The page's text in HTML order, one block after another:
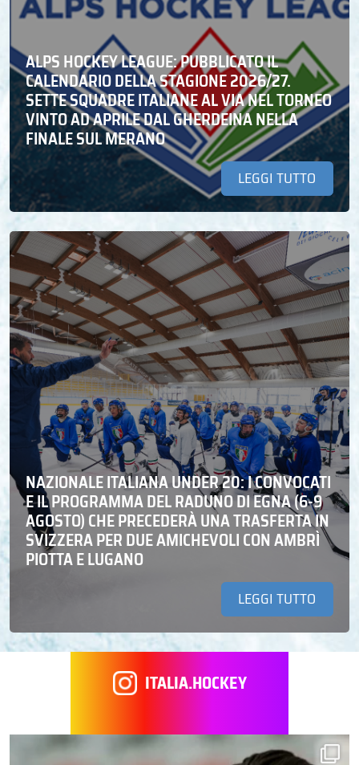
ALPS HOCKEY LEAGUE: PUBBLICATO IL
CALENDARIO DELLA STAGIONE 2026/27.
SETTE SQUADRE ITALIANE AL VIA NEL TORNEO
VINTO AD APRILE DAL GHERDEINA NELLA
FINALE SUL MERANO
LEGGI TUTTO
NAZIONALE ITALIANA UNDER 20: I CONVOCATI
E IL PROGRAMMA DEL RADUNO DI EGNA (6-9
AGOSTO) CHE PRECEDERÀ UNA TRASFERTA IN
SVIZZERA PER DUE AMICHEVOLI CON AMBRÌ
PIOTTA E LUGANO
LEGGI TUTTO
ITALIA.HOCKEY